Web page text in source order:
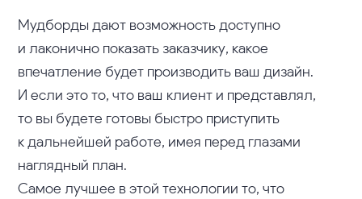
Мудборды дают возможность доступно
и лаконично показать заказчику, какое
впечатление будет производить ваш дизайн.
И если это то, что ваш клиент и представлял,
то вы будете готовы быстро приступить
к дальнейшей работе, имея перед глазами
наглядный план.
Самое лучшее в этой технологии то, что